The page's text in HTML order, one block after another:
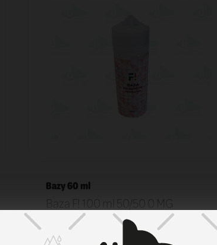
Bazy 60 ml
Baza F! 100 ml 50/50 0 MG
29,90 zł KOSZYK